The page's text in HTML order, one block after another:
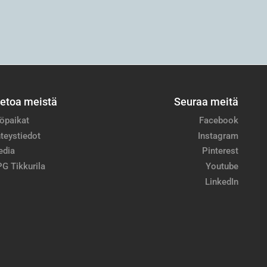
meistä
Tikkurila
Seuraa meitä
Facebook
Instagram
Pinterest
Youtube
LinkedIn